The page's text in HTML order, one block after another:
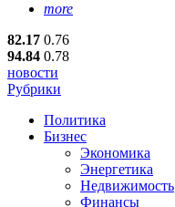
more
82.17 0.76
94.84 0.78
новости
Рубрики
Политика
Бизнес
Экономика
Энергетика
Недвижимость
Финансы